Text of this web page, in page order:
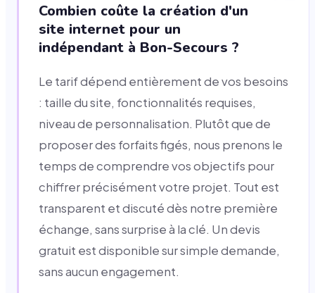
Combien coûte la création d'un
site internet pour un
indépendant à Bon-Secours ?
Le tarif dépend entièrement de vos besoins
: taille du site, fonctionnalités requises,
niveau de personnalisation. Plutôt que de
proposer des forfaits figés, nous prenons le
temps de comprendre vos objectifs pour
chiffrer précisément votre projet. Tout est
transparent et discuté dès notre première
échange, sans surprise à la clé. Un devis
gratuit est disponible sur simple demande,
sans aucun engagement.